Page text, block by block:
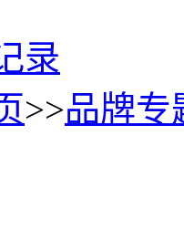
录
>>品牌专